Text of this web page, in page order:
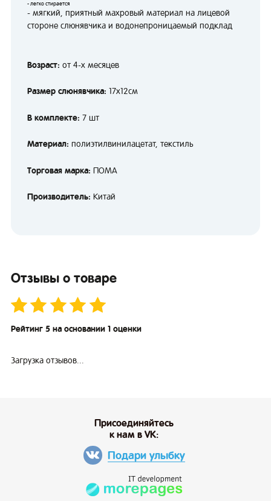
- легко стирается
- мягкий, приятный махровый материал на лицевой
стороне слюнявчика и водонепроницаемый подклад
Возраст: от 4-х месяцев
Размер слюнявчика: 17х12см
В комплекте: 7 шт
Материал: полиэтилвинилацетат, текстиль
Торговая марка: ПОМА
Производитель: Китай
Отзывы о товаре
Рейтинг 5 на основании 1 оценки
Загрузка отзывов...
Присоединяйтесь
к нам в VK:
Подари улыбку